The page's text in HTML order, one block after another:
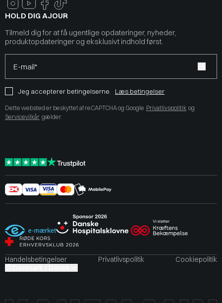
HOLD DIG AJOUR
Tilmeld dig for at få ugentlige opdateringer, nyheder,
produktopdateringer og eksklusivt indhold først.
E-mail*
Jeg accepterer betingelserne. Læs betingelser
Dette websted er beskyttet af reCAPTCHA og Google Privatlivspolitik og
Servicevilkår gælder.
Handelsbetingelser Privatlivspolitik
Cookiepolitik